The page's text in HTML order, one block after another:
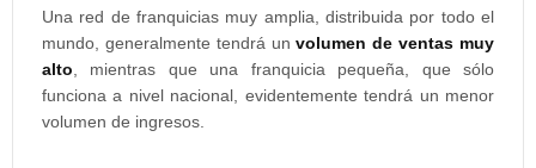
Una red de franquicias muy amplia, distribuida por todo el
mundo, generalmente tendrá unvolumen de ventas muy
alto , mientras que una franquicia pequeña, que sólo
funciona a nivel nacional, evidentemente tendrá un menor
volumen de ingresos.